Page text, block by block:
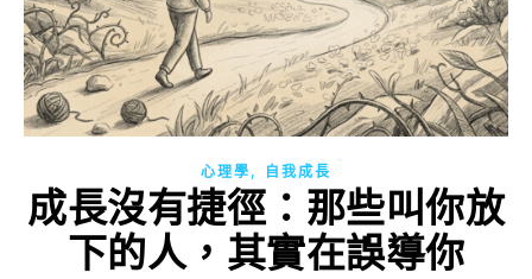
心理學, 自我成長
成長沒有捷徑：那些叫你放
下的人，其實在誤導你